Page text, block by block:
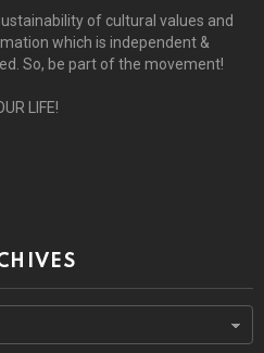
of cultural values and
which is independent &
So, be part of the movement!
LIFE!